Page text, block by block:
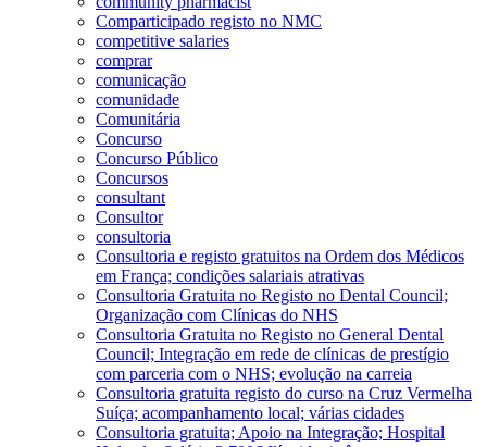
Comparticipado registo no NMC
competitive salaries
comprar
comunicação
comunidade
Comunitária
Concurso
Concurso Público
Concursos
consultant
Consultor
consultoria
Consultoria e registo gratuitos na Ordem dos Médicos
em França; condições salariais atrativas
Consultoria Gratuita no Registo no Dental Council;
Organização com Clínicas do NHS
Consultoria Gratuita no Registo no General Dental
Council; Integração em rede de clínicas de prestígio
com parceria com o NHS; evolução na carreia
Consultoria gratuita registo do curso na Cruz Vermelha
Suíça; acompanhamento local; várias cidades
Consultoria gratuita; Apoio na Integração; Hospital